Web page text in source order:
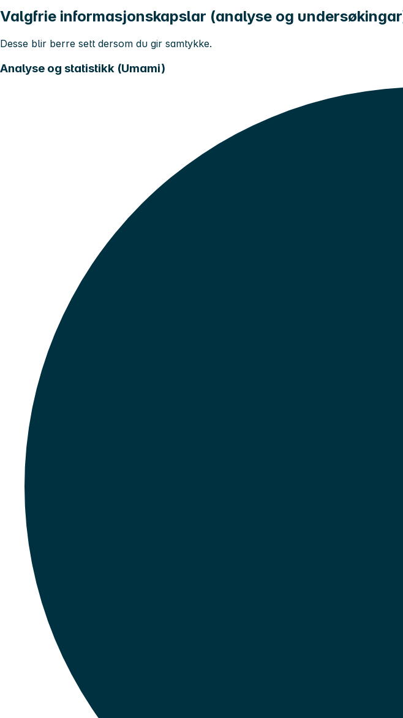
Valgfrie informasjonskapslar (analyse og
Desse blir berre sett dersom du gir samtykke.
Analyse og statistikk (Umami)